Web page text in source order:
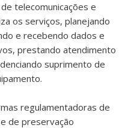
telecomunicações e
os serviços, planejando
e recebendo dados e
prestando atendimento
suprimento de
regulamentadoras de
de preservação